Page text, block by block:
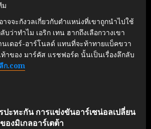
ม
จจะกังวลเกี่ยวกับตำแหน่งที่เขาถูกนำไปใช้
ว่าทำไม เอริก เทน ฮากถึงเลือกวางเขา
นเดอร์-อาร์โนลด์ แทนที่จะท้าทายแบ็คขวา
าของ มาร์คัส แรชฟอร์ด นั้นเป็นเรื่องลึกลับ
ก.com
ปะทะกัน การแข่งขันอาร์เซน่อลเปลี่ยน
องมิเกลอาร์เตต้า